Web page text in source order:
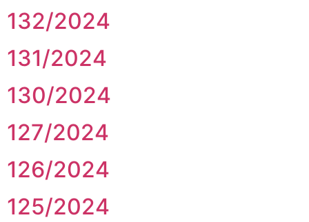
132/2024
131/2024
130/2024
127/2024
126/2024
125/2024